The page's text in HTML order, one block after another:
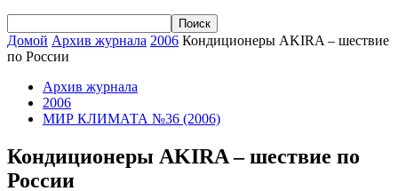
Домой Архив журнала 2006 Кондиционеры AKIRA – шествие
по России
Архив журнала
2006
МИР КЛИМАТА №36 (2006)
Кондиционеры AKIRA – шествие по
России